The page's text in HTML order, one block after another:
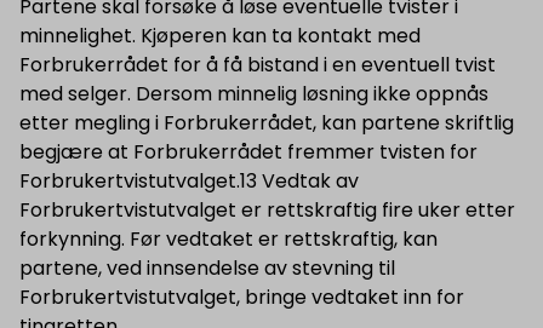
Partene skal forsøke å løse eventuelle tvister i
minnelighet. Kjøperen kan ta kontakt med
Forbrukerrådet for å få bistand i en eventuell tvist
med selger. Dersom minnelig løsning ikke oppnås
etter megling i Forbrukerrådet, kan partene skriftlig
begjære at Forbrukerrådet fremmer tvisten for
Forbrukertvistutvalget.13 Vedtak av
Forbrukertvistutvalget er rettskraftig fire uker etter
forkynning. Før vedtaket er rettskraftig, kan
partene, ved innsendelse av stevning til
Forbrukertvistutvalget, bringe vedtaket inn for